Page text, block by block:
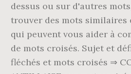
dessus ou sur d'autres
trouver des mots similaires
qui peuvent vous aider à
de mots croisés. Sujet et
fléchés et mots croisés ⇒